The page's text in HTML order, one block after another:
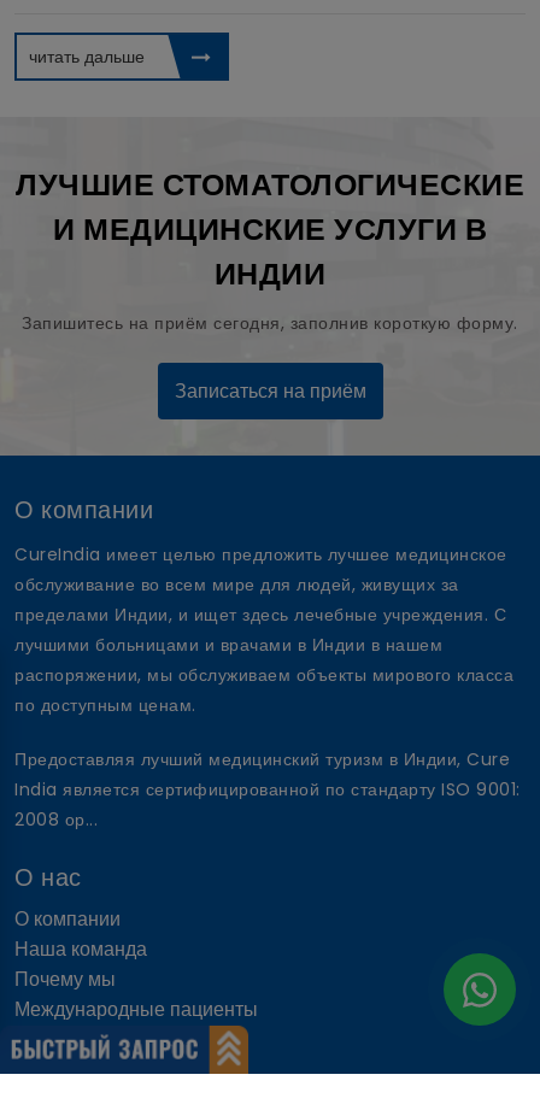
читать дальше
ЛУЧШИЕ СТОМАТОЛОГИЧЕСКИЕ
И МЕДИЦИНСКИЕ УСЛУГИ В
ИНДИИ
Запишитесь на приём сегодня, заполнив короткую форму.
Записаться на приём
О компании
CureIndia имеет целью предложить лучшее медицинское
обслуживание во всем мире для людей, живущих за
пределами Индии, и ищет здесь лечебные учреждения. С
лучшими больницами и врачами в Индии в нашем
распоряжении, мы обслуживаем объекты мирового класса
по доступным ценам.
Предоставляя лучший медицинский туризм в Индии, Cure
India является сертифицированной по стандарту ISO 9001:
2008 ор...
О нас
О компании
Наша команда
Почему мы
Международные пациенты
Почему Индия
Быстрые ссылки